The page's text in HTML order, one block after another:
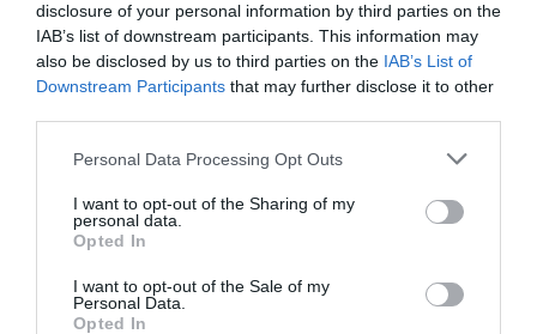
disclosure of your personal information by third parties on the
IAB’s list of downstream participants. This information may
also be disclosed by us to third parties on the IAB’s List of
Downstream Participants that may further disclose it to other
Please note that this website/app uses one or more Google
not limited to your visit or usage behaviour. You may click to
grant or deny consent to Google and its third-party tags to
use your data for below specified purposes in below Google
consent section.
Personal Data Processing Opt Outs
I want to opt-out of the Sharing of my
personal data.
Opted In
I want to opt-out of the Sale of my
Personal Data.
Opted In
Fungus Dries Up And Falls Off After The First
457 30